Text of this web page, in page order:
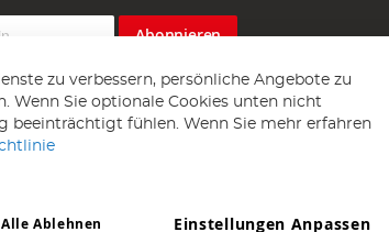
Abonnieren
AD NL B.V. Alle Rechte vorbehalten.
zu verbessern, persönliche Angebote zu
Wenn Sie optionale Cookies unten nicht
beeinträchtigt fühlen. Wenn Sie mehr erfahren
Einstellungen Anpassen
Alle Ablehnen